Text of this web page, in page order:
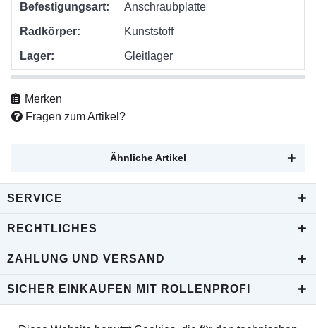
Befestigungsart: Anschraubplatte
Radkörper: Kunststoff
Lager: Gleitlager
Merken
Fragen zum Artikel?
Ähnliche Artikel
SERVICE
RECHTLICHES
ZAHLUNG UND VERSAND
SICHER EINKAUFEN MIT ROLLENPROFI